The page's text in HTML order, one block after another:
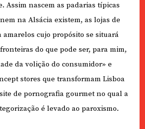
Assim nascem as padarias típicas
na Alsácia existem, as lojas de
amarelos cujo propósito se situará
do que pode ser, para mim,
da volição do consumidor» e
stores que transformam Lisboa
de pornografia gourmet no qual a
é levado ao paroxismo.